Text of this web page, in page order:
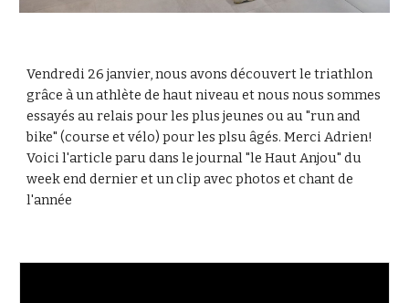
Vendredi 26 janvier, nous avons découvert le triathlon
grâce à un athlète de haut niveau et nous nous sommes
essayés au relais pour les plus jeunes ou au "run and
bike" (course et vélo) pour les plsu âgés. Merci Adrien!
Voici l'article paru dans le journal "le Haut Anjou" du
week end dernier et un clip avec photos et chant de
l'année